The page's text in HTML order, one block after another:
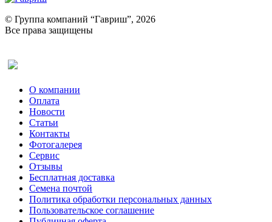
Ревень
Рукола
Рута
Тмин
Трава для чая
Туласи
Укроп
Фенхель пряный
Хризантема овощная
Цикорий пряный
Цикорий салатный (Витлуф)
Черемша
Шпинат
Щавель
Эндивий
© Группа компаний “Гавриш”, 2026
Все права защищены
О компании
Оплата
Новости
Статьи
Контакты
Фотогалерея​
Сервис
Отзывы
Бесплатная доставка
Семена почтой
Политика обработки персональных данных
Пользовательское соглашение